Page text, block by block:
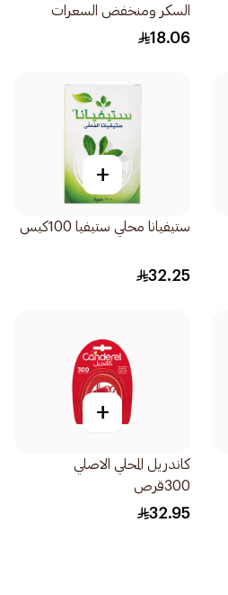
السكر ومنخفض السعرات
50×100جرام
18.06
+
ستيفيانا محلي ستيفيا 100كيس
32.25
+
كاندريل المحلي الاصلي
300قرص
32.95